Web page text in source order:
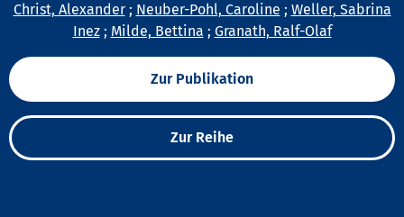
Christ, Alexander; Neuber-Pohl, Caroline ; Weller, Sabrina
Inez; Milde, Bettina ; Granath, Ralf-Olaf
Zur Publikation
Zur Reihe